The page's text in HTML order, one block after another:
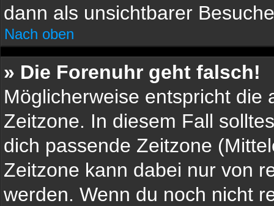
dann als unsichtbarer
Nach oben
» Die Forenuhr geht falsch!
Möglicherweise entspricht die
Zeitzone. In diesem Fall
dich passende Zeitzone
Zeitzone kann dabei nur von
werden. Wenn du noch nicht